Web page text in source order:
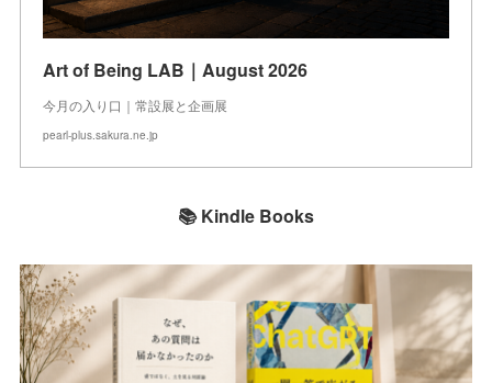
Art of Being LAB｜August 2026
今月の入り口｜常設展と企画展
pearl-plus.sakura.ne.jp
📚 Kindle Books